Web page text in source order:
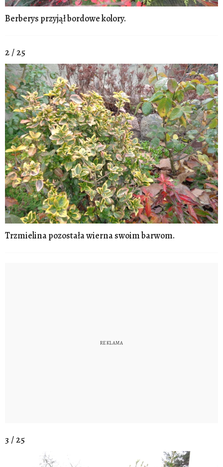
Berberys przyjął bordowe kolory.
2 / 25
Trzmielina pozostała wierna swoim barwom.
3 / 25